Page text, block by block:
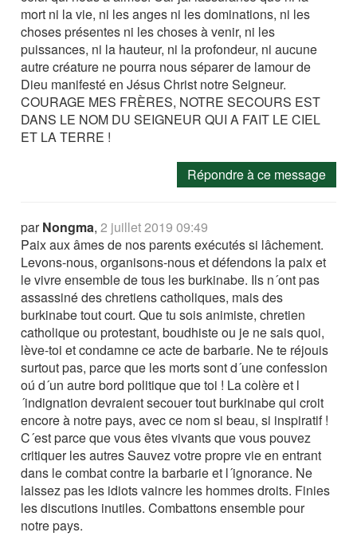
mort ni la vie, ni les anges ni les dominations, ni les
choses présentes ni les choses à venir, ni les
puissances, ni la hauteur, ni la profondeur, ni aucune
autre créature ne pourra nous séparer de lamour de
Dieu manifesté en Jésus Christ notre Seigneur.
COURAGE MES FRÈRES, NOTRE SECOURS EST
DANS LE NOM DU SEIGNEUR QUI A FAIT LE CIEL
ET LA TERRE !
Répondre à ce message
parNongma,2 juillet 2019 09:49
Paix aux âmes de nos parents exécutés si lâchement.
Levons-nous, organisons-nous et défendons la paix et
le vivre ensemble de tous les burkinabe. Ils n´ont pas
assassiné des chretiens catholiques, mais des
burkinabe tout court. Que tu sois animiste, chretien
catholique ou protestant, boudhiste ou je ne sais quoi,
lève-toi et condamne ce acte de barbarie. Ne te réjouis
surtout pas, parce que les morts sont d´une confession
oú d´un autre bord politique que toi ! La colère et l
´indignation devraient secouer tout burkinabe qui croit
encore à notre pays, avec ce nom si beau, si inspiratif !
C´est parce que vous êtes vivants que vous pouvez
critiquer les autres Sauvez votre propre vie en entrant
dans le combat contre la barbarie et l´ignorance. Ne
laissez pas les idiots vaincre les hommes droits. Finies
les discutions inutiles. Combattons ensemble pour
notre pays.